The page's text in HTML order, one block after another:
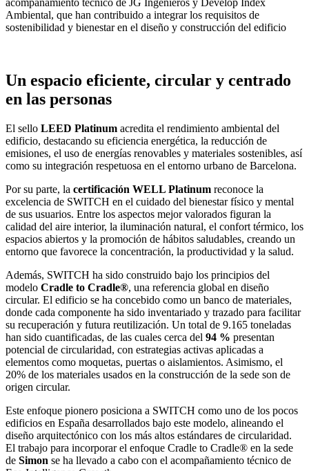
acompañamiento técnico de JG Ingenieros y Develop Index
Ambiental, que han contribuido a integrar los requisitos de
sostenibilidad y bienestar en el diseño y construcción del edificio
Un espacio eficiente, circular y centrado
en las personas
El sello LEED Platinum acredita el rendimiento ambiental del
edificio, destacando su eficiencia energética, la reducción de
emisiones, el uso de energías renovables y materiales sostenibles, así
como su integración respetuosa en el entorno urbano de Barcelona.
Por su parte, la certificación WELL Platinum reconoce la
excelencia de SWITCH en el cuidado del bienestar físico y mental
de sus usuarios. Entre los aspectos mejor valorados figuran la
calidad del aire interior, la iluminación natural, el confort térmico, los
espacios abiertos y la promoción de hábitos saludables, creando un
entorno que favorece la concentración, la productividad y la salud.
Además, SWITCH ha sido construido bajo los principios del
modelo Cradle to Cradle®, una referencia global en diseño
circular. El edificio se ha concebido como un banco de materiales,
donde cada componente ha sido inventariado y trazado para facilitar
su recuperación y futura reutilización. Un total de 9.165 toneladas
han sido cuantificadas, de las cuales cerca del 94 % presentan
potencial de circularidad, con estrategias activas aplicadas a
elementos como moquetas, puertas o aislamientos. Asimismo, el
20% de los materiales usados en la construcción de la sede son de
origen circular.
Este enfoque pionero posiciona a SWITCH como uno de los pocos
edificios en España desarrollados bajo este modelo, alineando el
diseño arquitectónico con los más altos estándares de circularidad.
El trabajo para incorporar el enfoque Cradle to Cradle® en la sede
de Simon se ha llevado a cabo con el acompañamiento técnico de